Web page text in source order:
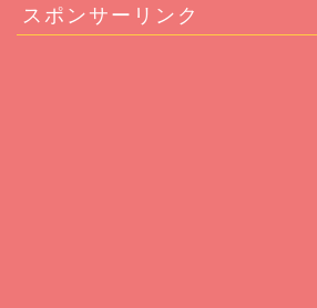
スポンサーリンク